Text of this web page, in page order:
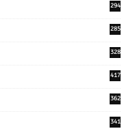
294
285
328
417
362
341